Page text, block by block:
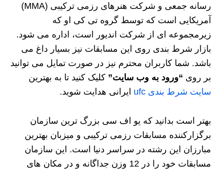
رسانه جمعی و شرکت هنرهای رزمی ترکیبی (MMA)
آمریکایی است که توسط گروه تی‌ کی‌ او که
زیرمجموعه ای از شرکت اندیور است، اداره می‌ شود.
بازار شرط بندی روی این مسابقات نیز بسیار داغ می
باشد. شما کاربران محترم نیز در صورت تمایل می توانید
بر روی “ورود به وب سایت” کلیک کنید تا به بهترین
سایت شرط بندی ufc
ایرانی هدایت شوید.
بهتر است بدانید که یو اف‌ سی بزرگ‌ ترین سازمان
برگزارکننده مسابقات رزمی ترکیبی و میزبان بهترین
مبارزان این رشته در سراسر دنیا است. این سازمان
مسابقات خود را در 12 وزن جداگانه و در مکان‌ های